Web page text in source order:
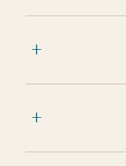
+
+